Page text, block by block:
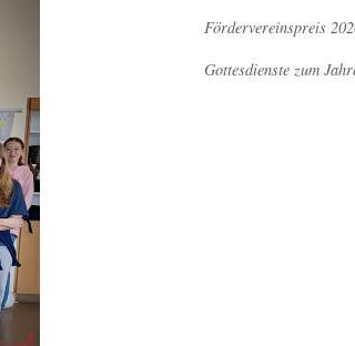
Fördervereinspreis
Gottesdienste zum